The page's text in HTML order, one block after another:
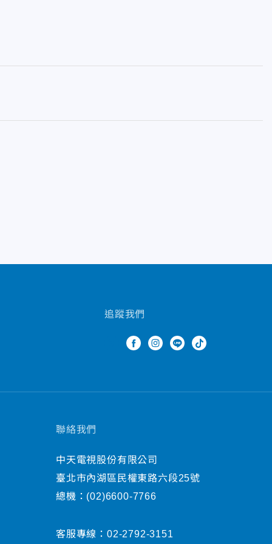
追蹤我們
聯絡我們
中天電視股份有限公司
臺北市內湖區民權東路六段25號
總機： (02)6600-7766
客服專線： 02-2792-3151